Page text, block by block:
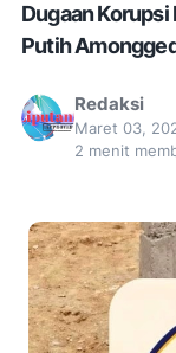
Dugaan
Putih
Redaksi
Maret 03,
2 menit